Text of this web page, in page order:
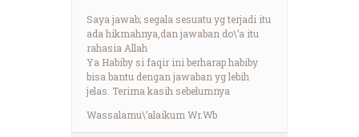
Saya jawab; segala sesuatu yg terjadi itu
ada hikmahnya,dan jawaban do\’a itu
rahasia Allah
Ya Habiby si faqir ini berharap habiby
bisa bantu dengan jawaban yg lebih
jelas. Terima kasih sebelumnya
Wassalamu\’alaikum Wr.Wb